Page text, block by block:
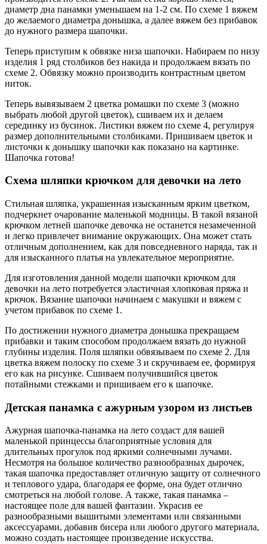
диаметр дна панамки уменьшаем на 1-2 см. По схеме 1 вяжем
до желаемого диаметра донышка, а далее вяжем без прибавок
до нужного размера шапочки.
Теперь приступим к обвязке низа шапочки. Набираем по низу
изделия 1 ряд столбиков без накида и продолжаем вязать по
схеме 2. Обвязку можно производить контрастным цветом
ниток.
Теперь вывязываем 2 цветка ромашки по схеме 3 (можно
выбрать любой другой цветок), сшиваем их и делаем
серединку из бусинок. Листики вяжем по схеме 4, регулируя
размер дополнительными столбиками. Пришиваем цветок и
листочки к донышку шапочки как показано на картинке.
Шапочка готова!
Схема шляпки крючком для девочки на лето
Стильная шляпка, украшенная изысканным ярким цветком,
подчеркнет очарование маленькой модницы. В такой вязаной
крючком летней шапочке девочка не останется незамеченной
и легко привлечет внимание окружающих. Она может стать
отличным дополнением, как для повседневного наряда, так и
для изысканного платья на увлекательное мероприятие.
Для изготовления данной модели шапочки крючком для
девочки на лето потребуется эластичная хлопковая пряжа и
крючок. Вязание шапочки начинаем с макушки и вяжем с
учетом прибавок по схеме 1.
По достижении нужного диаметра донышка прекращаем
прибавки и таким способом продолжаем вязать до нужной
глубины изделия. Поля шляпки обвязываем по схеме 2. Для
цветка вяжем полоску по схеме 3 и скручиваем ее, формируя
его как на рисунке. Сшиваем получившийся цветок
потайными стежками и пришиваем его к шапочке.
Детская панамка с ажурным узором из листьев
Ажурная шапочка-панамка на лето создаст для вашей
маленькой принцессы благоприятные условия для
длительных прогулок под яркими солнечными лучами.
Несмотря на большое количество разнообразных дырочек,
такая шапочка предоставляет отличную защиту от солнечного
и теплового удара, благодаря ее форме, она будет отлично
смотреться на любой голове. А также, такая панамка –
настоящее поле для вашей фантазии. Украсив ее
разнообразными вышитыми элементами или связанными
аксессуарами, добавив бисера или любого другого материала,
можно создать настоящее произведение искусства.